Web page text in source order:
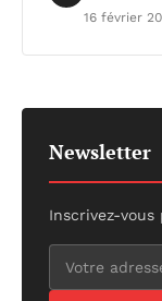
16 février
Newsletter
Inscrivez-